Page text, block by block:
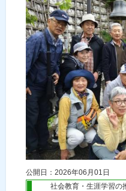
公開日：2026年06月01日
社会教育・生涯学習の